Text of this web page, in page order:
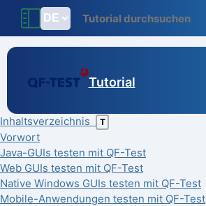
Tutorial
Inhaltsverzeichnis T
Vorwort
Java-GUIs testen mit QF-Test
Web GUIs testen mit QF-Test
Native Windows GUIs testen mit QF-Test
Mobile-Anwendungen testen mit QF-Test